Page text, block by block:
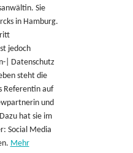
Sie
in Hamburg.
jedoch
| Datenschutz
steht die
Referentin auf
und
hat sie im
Social Media
Mehr